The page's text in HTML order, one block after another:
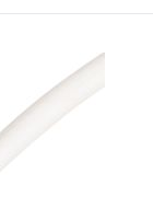
Сравнение